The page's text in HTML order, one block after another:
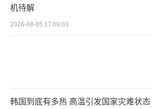
机待解
2026-08-05 17:00:03
韩国到底有多热 高温引发国家灾难状态